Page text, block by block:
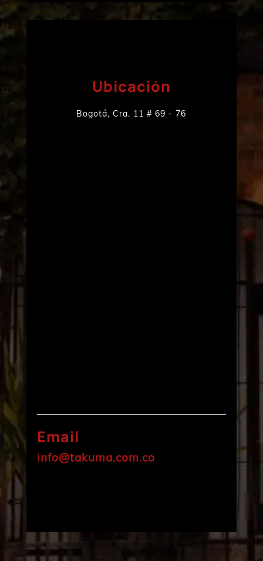
Ubicación
Bogotá, Cra. 11 # 69 - 76
Email
info@takuma.com.co